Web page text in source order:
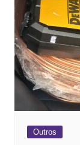
Outros